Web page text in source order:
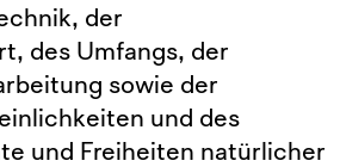
der
des Umfangs, der
sowie der
und des
und Freiheiten natürlicher